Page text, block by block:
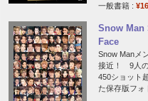
一般書籍 :
Snow Man
Face
Snow Manメ
接近！ 9人の
450ショット
た保存版フォ